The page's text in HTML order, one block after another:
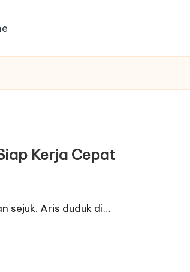
Kerja Cepat
sejuk. Aris duduk di…